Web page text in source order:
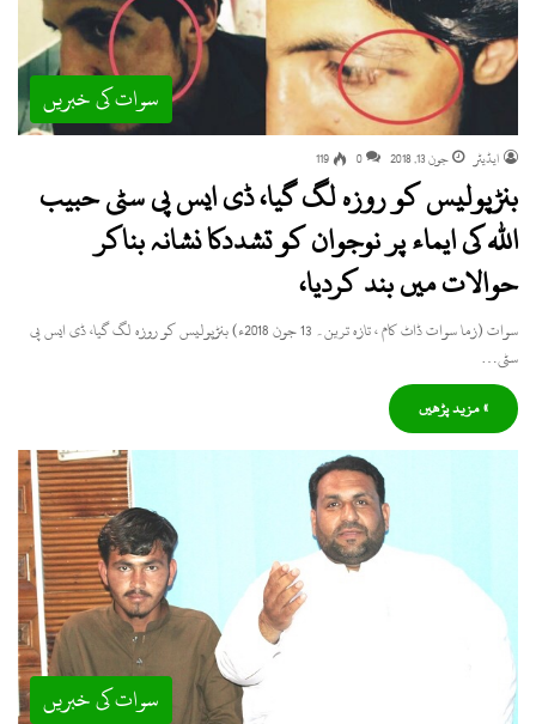
سوات کی خبریں
ایڈیٹر جون 13, 2018 0
119
بنڑپولیس کو روزہ لگ گیا، ڈی ایس پی سٹی حبیب
اللہ کی ایماء پر نوجوان کو تشددکا نشانہ بناکر
حوالات میں بند کردیا،
سوات (زما سوات ڈاٹ کام ، تازہ ترین۔ 13 جون 2018ء) بنڑپولیس کو روزہ لگ گیا، ڈی ایس پی
سٹی…
» مزید پڑھیں
سوات کی خبریں